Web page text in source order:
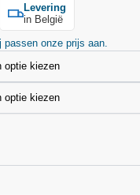
Levering
in België
onze prijs aan.